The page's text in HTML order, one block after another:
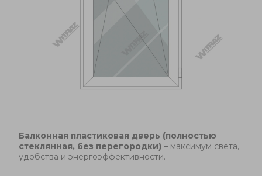
Балконная пластиковая дверь (полностью
стеклянная, без перегородки) – максимум света,
удобства и энергоэффективности.